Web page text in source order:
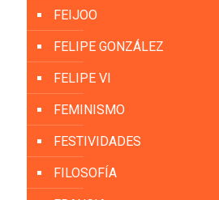
FEIJOO
FELIPE GONZÁLEZ
FELIPE VI
FEMINISMO
FESTIVIDADES
FILOSOFÍA